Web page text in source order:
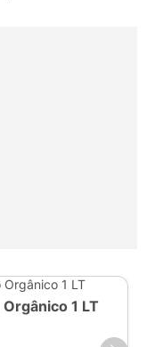
1 LT